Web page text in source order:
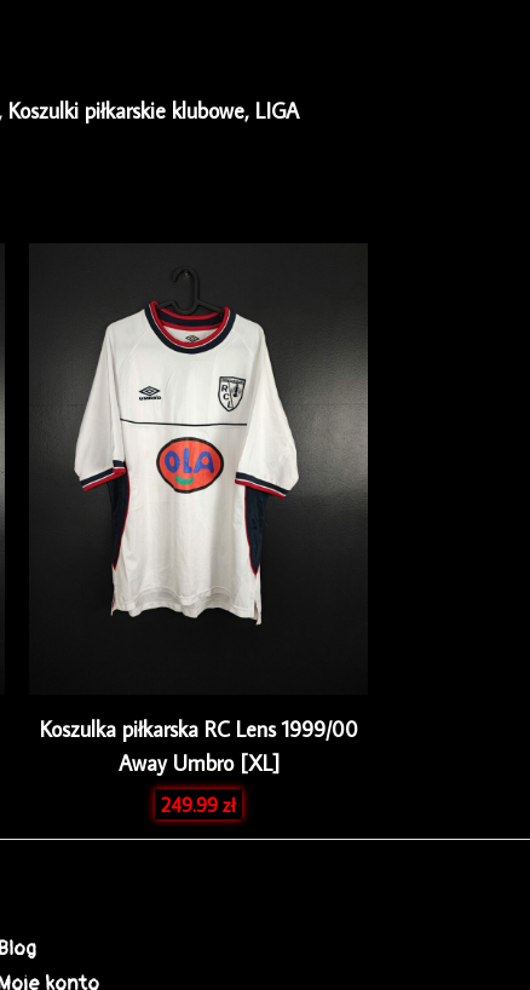
Koszulki piłkarskie klubowe, LIGA
Koszulka piłkarska RC Lens 1999/00
Away Umbro [XL]
249.99zł
konto